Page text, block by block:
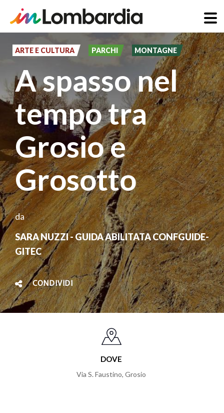
principale
ARTE E CULTURA PARCHI MONTAGNE
A spasso nel
tempo tra
Grosio e
Grosotto
da
SARA NUZZI - GUIDA ABILITATA CONFGUIDE-
GITEC
CONDIVIDI
DOVE
Via S. Faustino, Grosio